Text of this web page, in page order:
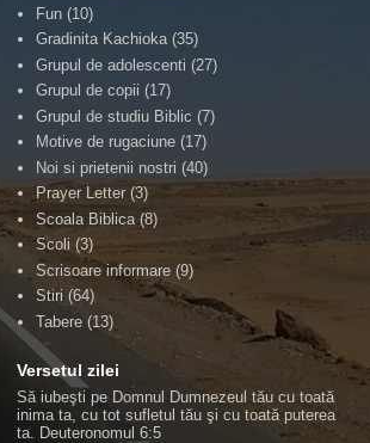
Fun (10)
Gradinita Kachioka (35)
Grupul de adolescenti (27)
Grupul de copii (17)
Grupul de studiu Biblic (7)
Motive de rugaciune (17)
Noi si prietenii nostri (40)
Prayer Letter (3)
Scoala Biblica (8)
Scoli (3)
Scrisoare informare (9)
Stiri (64)
Tabere (13)
Versetul zilei
Să iubeşti pe Domnul Dumnezeul tău cu toată
inima ta, cu tot sufletul tău şi cu toată puterea
ta.
Deuteronomul 6:5